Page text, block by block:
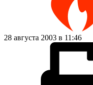
28 августа 2003 в 11:46